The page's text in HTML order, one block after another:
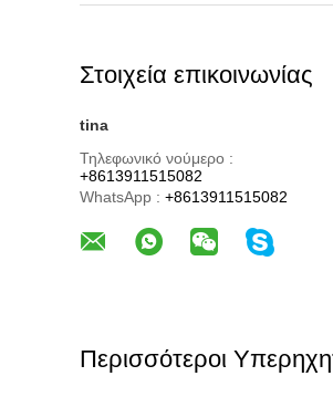
Στοιχεία επικοινωνίας
tina
Τηλεφωνικό νούμερο :
+8613911515082
WhatsApp : +8613911515082
Περισσότεροι